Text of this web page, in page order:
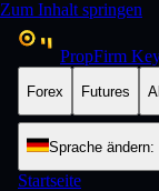
Zum Inhalt springen
PropFirm
Forex Futures
Sprache ändern:
Startseite